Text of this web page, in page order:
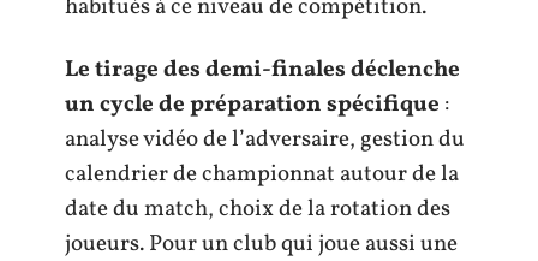
habitués à ce niveau de compétition.
Le tirage des demi-finales déclenche
un cycle de préparation spécifique :
analyse vidéo de l’adversaire, gestion du
calendrier de championnat autour de la
date du match, choix de la rotation des
joueurs. Pour un club qui joue aussi une